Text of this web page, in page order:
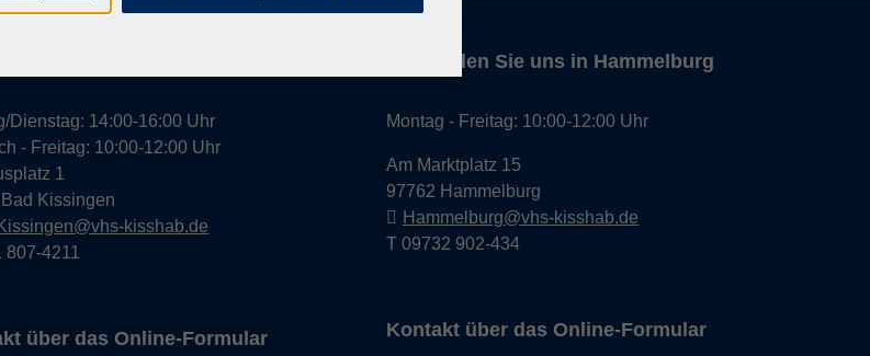
Dienstag: 14:00-16:00 Uhr
- Freitag: 10:00-12:00 Uhr
1
Kissingen
kisshab.de
4211
über das Online-Formular
Hier finden Sie uns in Hammelburg
Montag - Freitag: 10:00-12:00 Uhr
Am Marktplatz 15
97762 Hammelburg
Hammelburg@vhs-kisshab.de
T 09732 902-434
Kontakt über das Online-Formular